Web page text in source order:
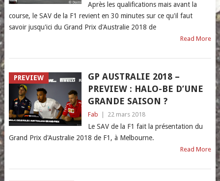
Après les qualifications mais avant la
course, le SAV de la F1 revient en 30 minutes sur ce qu'il faut
savoir jusqu'ici du Grand Prix d'Australie 2018 de
Read More
PREVIEW
GP AUSTRALIE 2018 –
PREVIEW : HALO-BE D’UNE
GRANDE SAISON ?
Fab 22 mars 2018
Le SAV de la F1 fait la présentation du
Grand Prix d'Australie 2018 de F1, à Melbourne.
Read More